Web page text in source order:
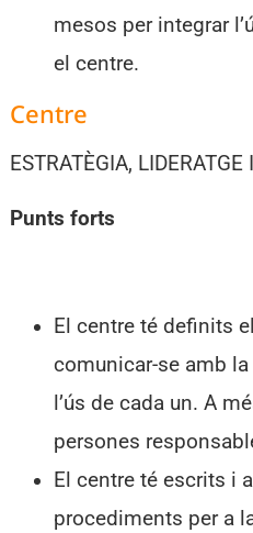
mesos per integrar
el centre.
Centre
ESTRATÈGIA, LIDERATGE
Punts forts
El centre té definits
comunicar-se amb
l’ús de cada un. A
persones
El centre té escrits i
procediments per a